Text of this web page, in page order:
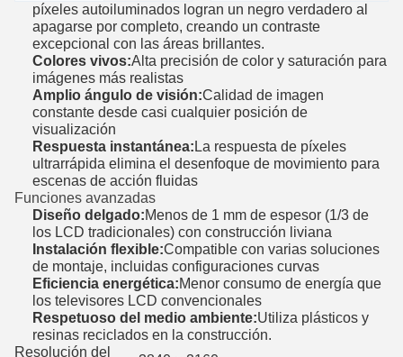
píxeles autoiluminados logran un negro verdadero al
apagarse por completo, creando un contraste
excepcional con las áreas brillantes.
Colores vivos:Alta precisión de color y saturación para
imágenes más realistas
Amplio ángulo de visión:Calidad de imagen
constante desde casi cualquier posición de
visualización
Respuesta instantánea:La respuesta de píxeles
ultrarrápida elimina el desenfoque de movimiento para
escenas de acción fluidas
Funciones avanzadas
Diseño delgado:Menos de 1 mm de espesor (1/3 de
los LCD tradicionales) con construcción liviana
Instalación flexible:Compatible con varias soluciones
de montaje, incluidas configuraciones curvas
Eficiencia energética:Menor consumo de energía que
los televisores LCD convencionales
Respetuoso del medio ambiente:Utiliza plásticos y
resinas reciclados en la construcción.
Resolución del